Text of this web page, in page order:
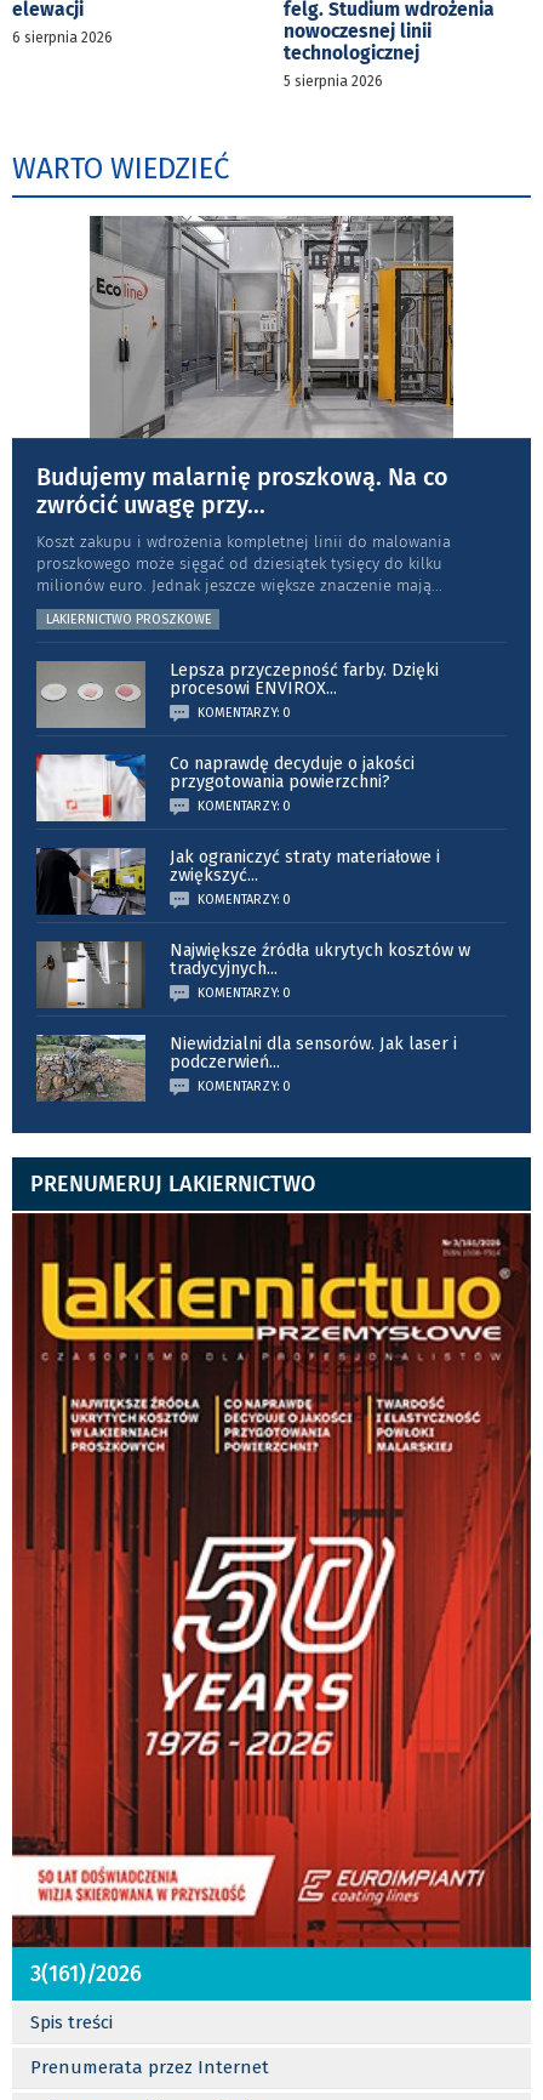
elewacji
6 sierpnia 2026
felg. Studium wdrożenia
nowoczesnej linii
technologicznej
5 sierpnia 2026
WARTO WIEDZIEĆ
Budujemy malarnię proszkową. Na co
zwrócić uwagę przy...
Koszt zakupu i wdrożenia kompletnej linii do malowania
proszkowego może sięgać od dziesiątek tysięcy do kilku
milionów euro. Jednak jeszcze większe znaczenie mają...
LAKIERNICTWO PROSZKOWE
Lepsza przyczepność farby. Dzięki
procesowi ENVIROX...
KOMENTARZY: 0
Co naprawdę decyduje o jakości
przygotowania powierzchni?
KOMENTARZY: 0
Jak ograniczyć straty materiałowe i
zwiększyć...
KOMENTARZY: 0
Największe źródła ukrytych kosztów w
tradycyjnych...
KOMENTARZY: 0
Niewidzialni dla sensorów. Jak laser i
podczerwień...
KOMENTARZY: 0
PRENUMERUJ LAKIERNICTWO
3(161)/2026
Spis treści
Prenumerata przez Internet